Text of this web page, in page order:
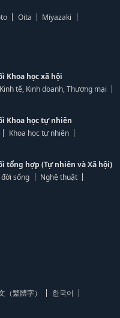
Oita
Miyazaki
Khoa học xã hội
Kinh tế, Kinh doanh, Thương mại
Khoa học tự nhiên
Khoa học tự nhiên
tổng hợp (Tự nhiên và Xã hội)
sống
Nghệ thuật
（繁體字）
한국어